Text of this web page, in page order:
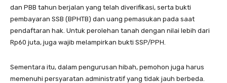
dan PBB tahun berjalan yang telah diverifikasi, serta bukti
pembayaran SSB (BPHTB) dan uang pemasukan pada saat
pendaftaran hak. Untuk perolehan tanah dengan nilai lebih dari
Rp60 juta, juga wajib melampirkan bukti SSP/PPH.
Sementara itu, dalam pengurusan hibah, pemohon juga harus
memenuhi persyaratan administratif yang tidak jauh berbeda.